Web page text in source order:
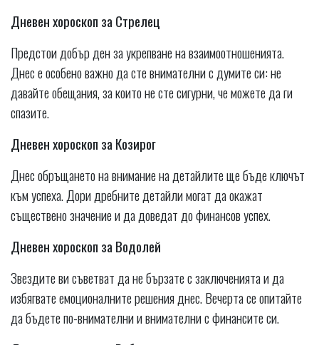
Дневен хороскоп за Стрелец
Предстои добър ден за укрепване на взаимоотношенията.
Днес е особено важно да сте внимателни с думите си: не
давайте обещания, за които не сте сигурни, че можете да ги
спазите.
Дневен хороскоп за Козирог
Днес обръщането на внимание на детайлите ще бъде ключът
към успеха. Дори дребните детайли могат да окажат
съществено значение и да доведат до финансов успех.
Дневен хороскоп за Водолей
Звездите ви съветват да не бързате с заключенията и да
избягвате емоционалните решения днес. Вечерта се опитайте
да бъдете по-внимателни и внимателни с финансите си.